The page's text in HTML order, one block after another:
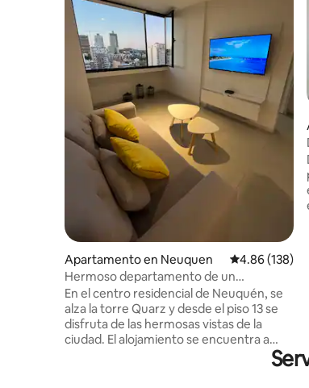
Apartamento en Neuquen Calificación
4.86 (138)
Hermoso departamento de un
dormitorio en Neuquén
En el centro residencial de Neuquén, se
alza la torre Quarz y desde el piso 13 se
disfruta de las hermosas vistas de la
ciudad. El alojamiento se encuentra a